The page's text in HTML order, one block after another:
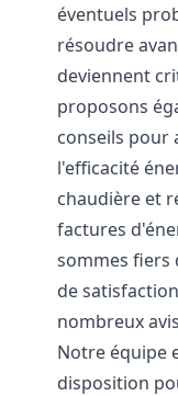
éventuels
résoudre
deviennent
proposons
conseils pour
l'efficacité
chaudière et
factures
sommes fiers
de
nombreux
Notre équipe
disposition